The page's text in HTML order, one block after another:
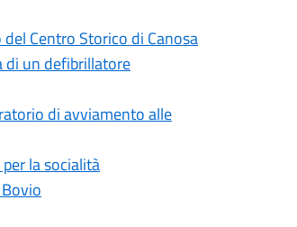
Centro Storico di Canosa
di un defibrillatore
di avviamento alle
la socialità